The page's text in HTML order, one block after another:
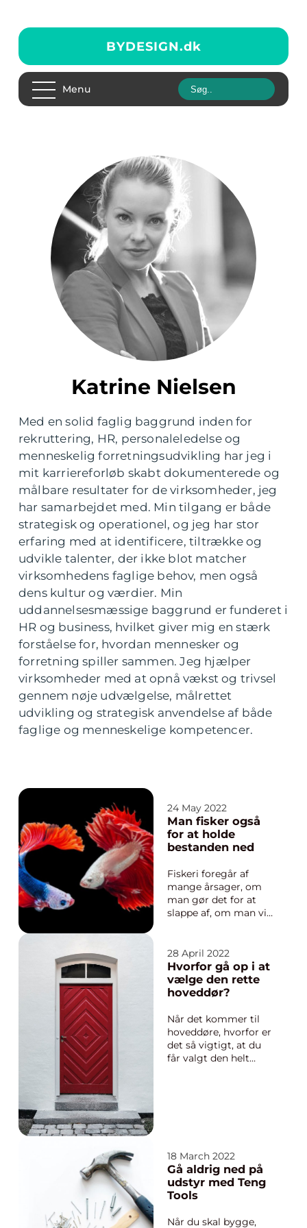
BYDESIGN.dk
Menu
Katrine Nielsen
Med en solid faglig baggrund inden for
rekruttering, HR, personaleledelse og
menneskelig forretningsudvikling har jeg i
mit karriereforløb skabt dokumenterede og
målbare resultater for de virksomheder, jeg
har samarbejdet med. Min tilgang er både
strategisk og operationel, og jeg har stor
erfaring med at identificere, tiltrække og
udvikle talenter, der ikke blot matcher
virksomhedens faglige behov, men også
dens kultur og værdier. Min
uddannelsesmæssige baggrund er funderet i
HR og business, hvilket giver mig en stærk
forståelse for, hvordan mennesker og
forretning spiller sammen. Jeg hjælper
virksomheder med at opnå vækst og trivsel
gennem nøje udvælgelse, målrettet
udvikling og strategisk anvendelse af både
faglige og menneskelige kompetencer.
24 May 2022
Man fisker også
for at holde
bestanden ned
Fiskeri foregår af
mange årsager, om
man gør det for at
slappe af, om man vil
have noget at spise
sammen aften eller
senere, eller fordi man
konkurrerer i det på
plan. Men det skal jo
også s...
28 April 2022
Hvorfor gå op i at
vælge den rette
hoveddør?
Når det kommer til
hoveddøre, hvorfor er
det så vigtigt, at du
får valgt den helt
derfor vil have en ny
hoveddør. Det kan
naturligvi...
18 March 2022
Gå aldrig ned på
udstyr med Teng
Tools
Når du skal bygge,